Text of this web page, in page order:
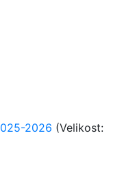
2026 (Velikost: